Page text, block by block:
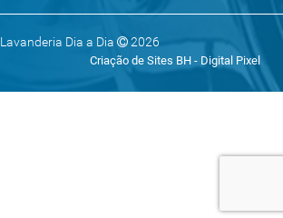
Lavanderia Dia a Dia 2026
Criação de Sites BH - Digital Pixel